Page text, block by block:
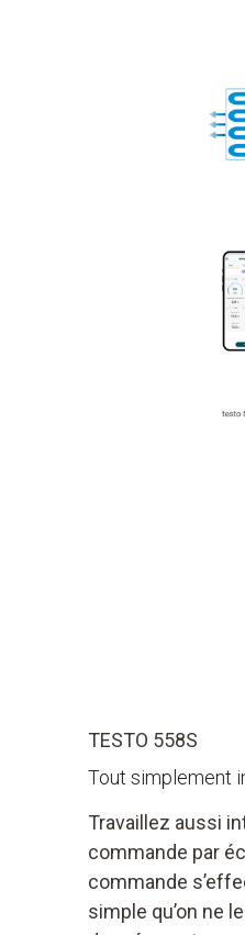
TESTO 558S
Tout simplement
Travaillez aussi
commande par
commande
simple qu’on ne